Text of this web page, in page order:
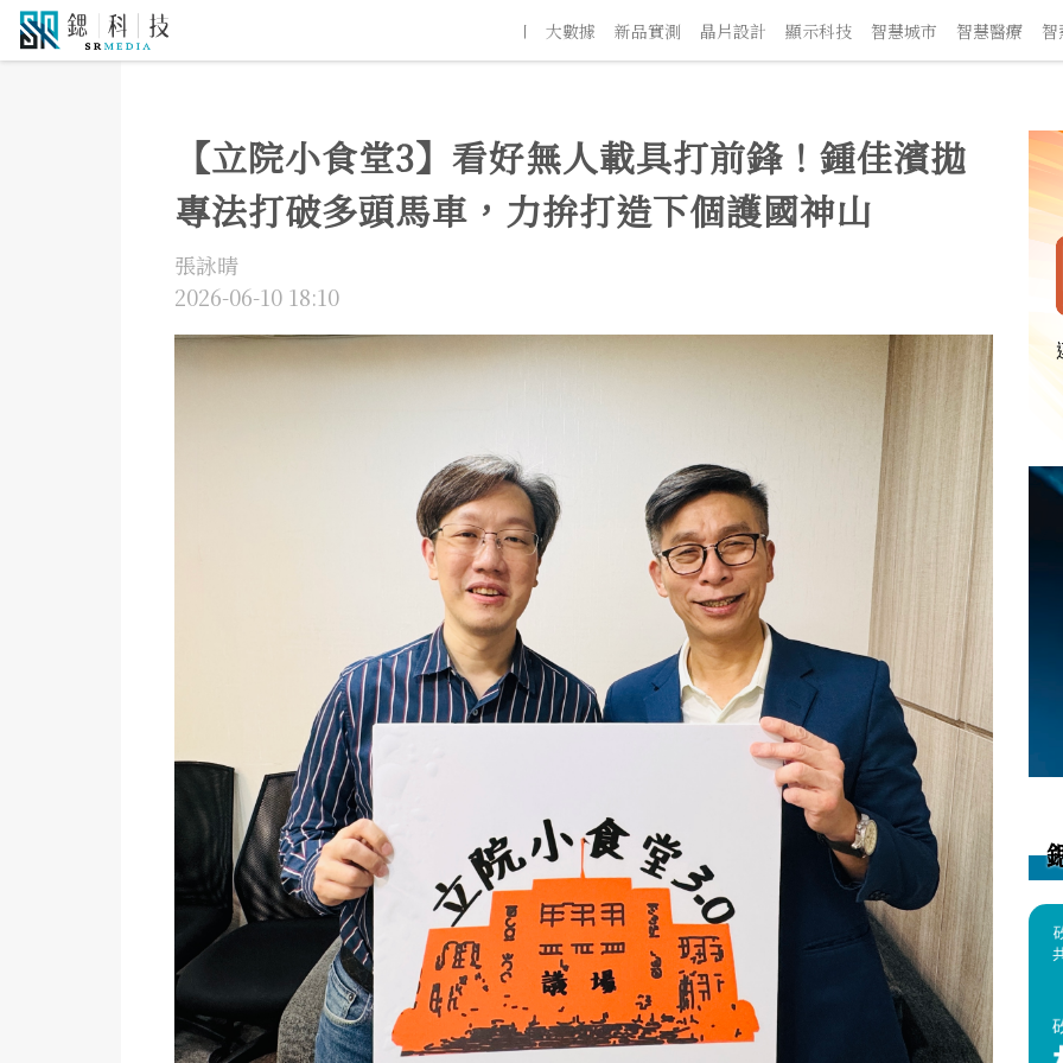
【立院小食堂3】看好無人載具打前鋒！鍾佳濱拋
專法打破多頭馬車，力拚打造下個護國神山
張詠晴
2026-06-10 18:10
5G通訊 大數據 新品實測 晶片設計 顯示科技 智慧城市 智慧醫療 智慧交